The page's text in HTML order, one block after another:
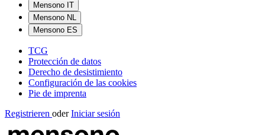
Mensono IT
Mensono NL
Mensono ES
TCG
Protección de datos
Derecho de desistimiento
Configuración de las cookies
Pie de imprenta
Registrieren oder Iniciar sesión